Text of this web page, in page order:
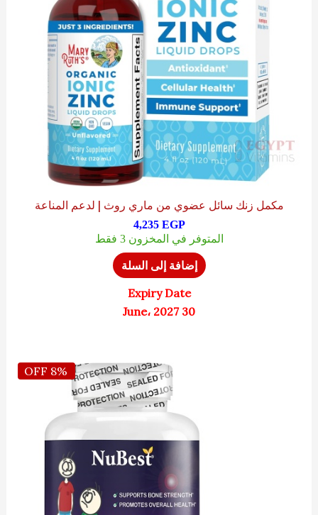
مكمل زنك سائل عضوي من ماري روث | لدعم المناعة
4,235EGP
المتوفر في المخزون 3 فقط
إضافة إلى السلة
Expiry Date
30 June، 2027
8% OFF السعر
الأصلي
هو:
7,150 EGP.
السعر
الحالي
هو:
6,545 EGP.